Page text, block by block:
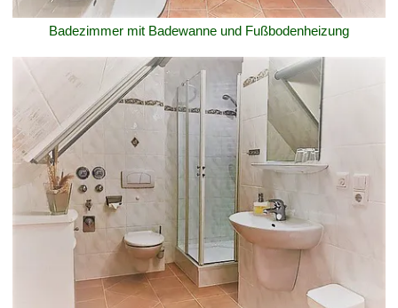
Badezimmer mit Badewanne und Fußbodenheizung